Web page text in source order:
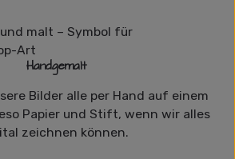
Handgemalt
Bilder alle per Hand auf einem
Papier und Stift, wenn wir alles
zeichnen können.